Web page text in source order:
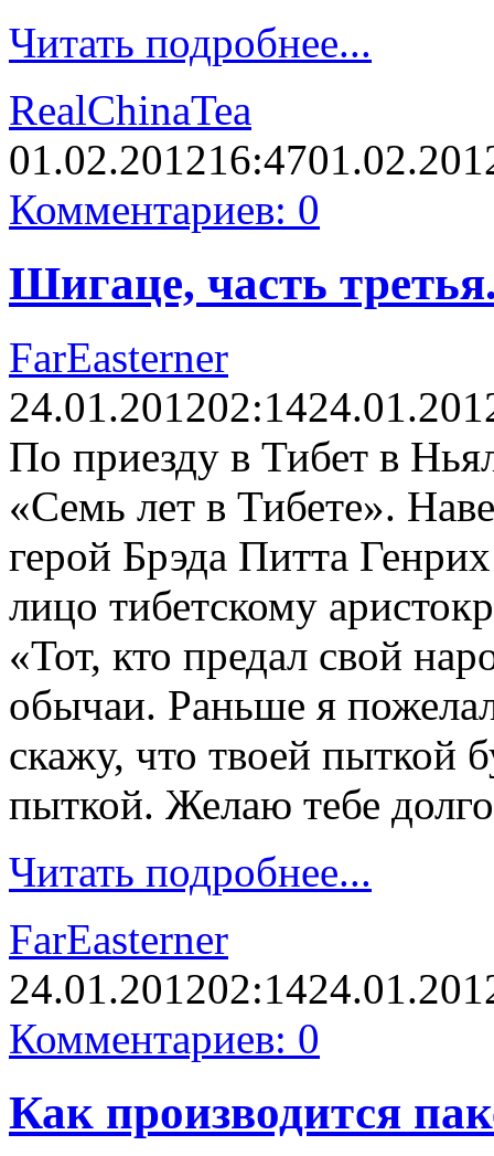
Читать подробнее...
RealChinaTea
01.02.201216:47
Комментариев: 0
Шигаце, часть
FarEasterner
24.01.201202:14
По приезду в Тибет в
«Семь лет в Тибете».
герой Брэда Питта
лицо тибетскому
«Тот, кто предал свой
обычаи. Раньше я
скажу, что твоей пыткой
пыткой. Желаю тебе
Читать подробнее...
FarEasterner
24.01.201202:14
Комментариев: 0
Как производится